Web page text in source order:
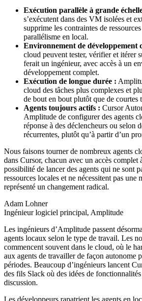
Exécution parallèle à grande
s’exécutent dans des VM isolées et
supprime les contraintes de
parallélisme en local.
Environnement de développement
cloud peuvent tester, vérifier et itérer
ferait un ingénieur, avec accès à un
développement complet.
Exécution de longue durée :
cloud des tâches plus complexes et
de bout en bout plutôt que de courtes
Agents toujours actifs : Cursor
Amplitude de configurer des agents
réponse à des déclencheurs ou selon
récurrentes, plutôt qu’à partir d’un
Nous faisons tourner de nombreux agents
dans Cursor, chacun avec un accès complet
possibilité de lancer des agents qui ne sont
ressources locales et ne nécessitent pas une
représenté un changement radical.
Adam Lohner
Ingénieur logiciel principal, Amplitude
Les ingénieurs d’Amplitude passent
agents locaux selon le type de travail. Les
commencent souvent dans le cloud, où le
aux agents de travailler de façon autonome
périodes. Beaucoup d’ingénieurs lancent
des fils Slack où des idées de
discussion.
Les développeurs rapatrient les agents en